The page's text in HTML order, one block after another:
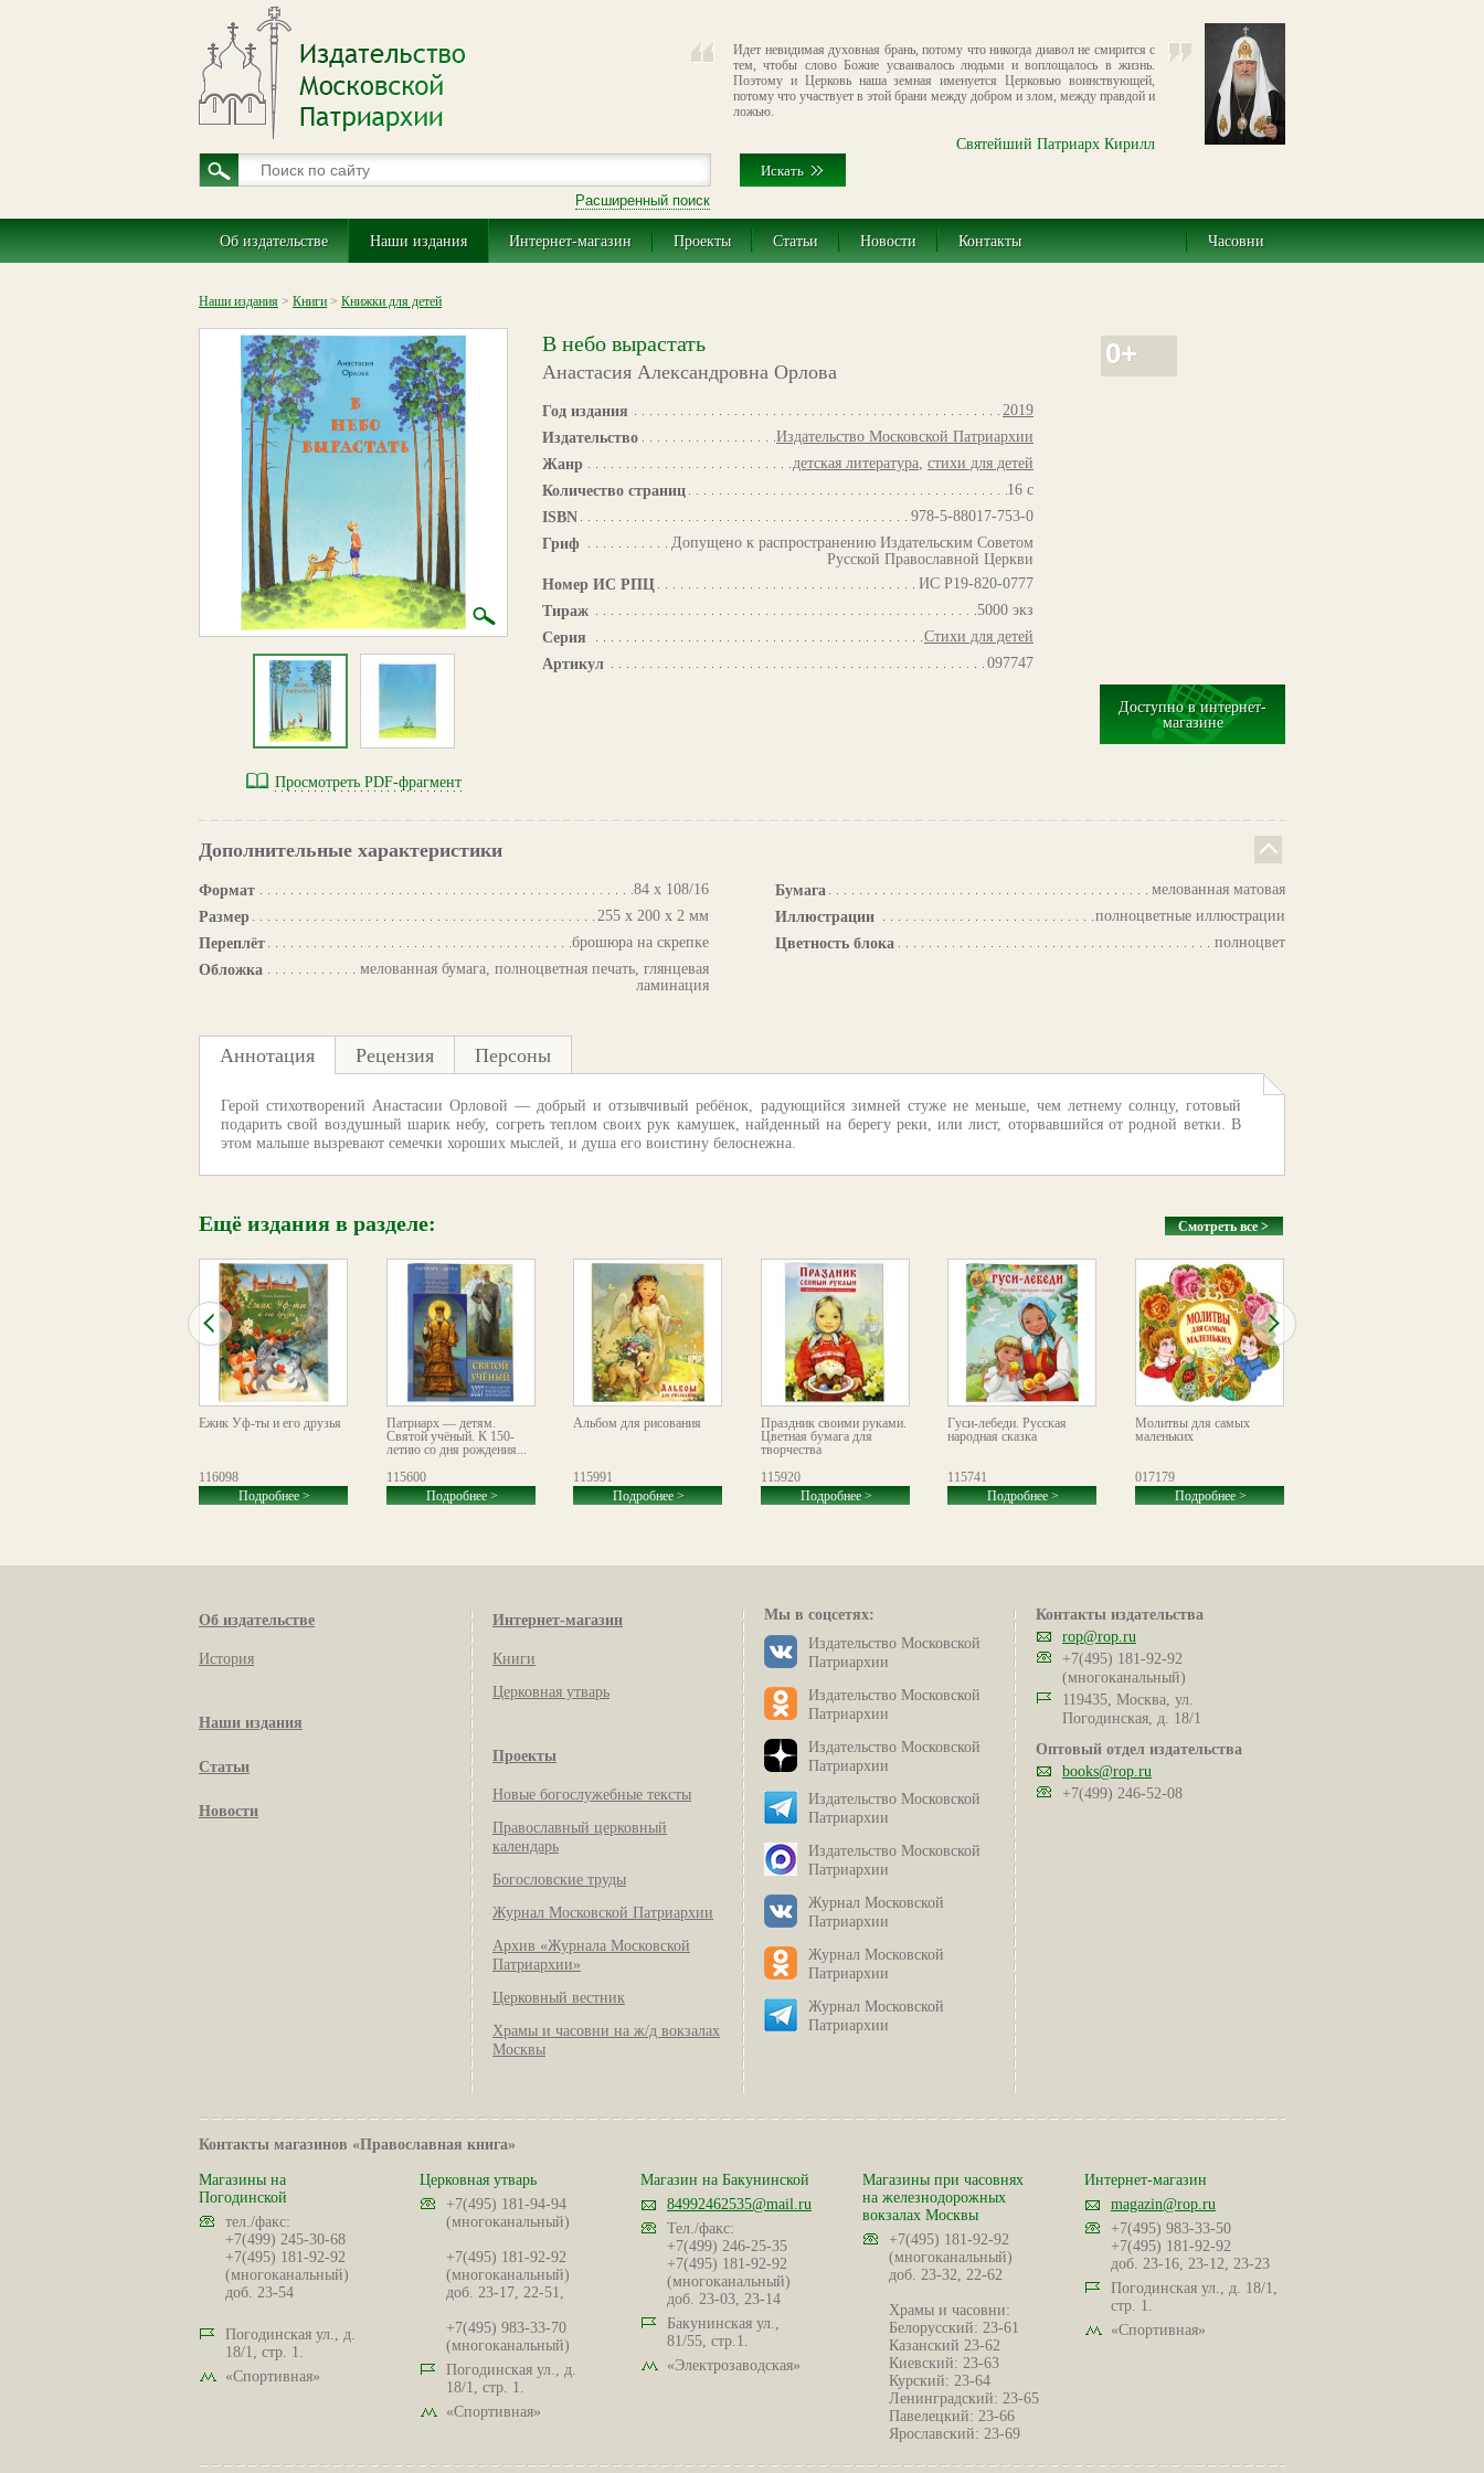
Идет невидимая духовная брань, потому что никогда диавол не смирится с
тем, чтобы слово Божие усваивалось людьми и воплощалось в жизнь.
Поэтому и Церковь наша земная именуется Церковью воинствующей,
потому что участвует в этой брани между добром и злом, между правдой и
ложью.
Святейший Патриарх Кирилл
Расширенный поиск
Об издательстве Наши издания Интернет-магазин Проекты Статьи Новости Контакты Часовни
Наши издания > Книги > Книжки для детей
Просмотреть PDF-фрагмент
0+
В небо вырастать
Анастасия Александровна Орлова
Год издания
2019
Издательство
Издательство Московской Патриархии
Жанр
детская литература стихи для детей
Количество страниц
16 с
ISBN
978-5-88017-753-0
Гриф
Допущено к распространению Издательским Советом
Русской Православной Церкви
Номер ИС РПЦ
ИС Р19-820-0777
Тираж
5000 экз
Серия
Стихи для детей
Артикул
097747
Доступно в интернет-
магазине
Дополнительные характеристики
Формат
84 х 108/16
Размер
255 х 200 х 2 мм
Переплёт
брошюра на скрепке
Обложка
мелованная бумага, полноцветная печать, глянцевая
ламинация
Бумага
мелованная матовая
Иллюстрации
полноцветные иллюстрации
Цветность блока
полноцвет
Аннотация Рецензия Персоны
Герой стихотворений Анастасии Орловой — добрый и отзывчивый ребёнок, радующийся зимней стуже не меньше, чем летнему солнцу, готовый
подарить свой воздушный шарик небу, согреть теплом своих рук камушек, найденный на берегу реки, или лист, оторвавшийся от родной ветки. В
этом малыше вызревают семечки хороших мыслей, и душа его воистину белоснежна.
Смотреть все >
Ещё издания в разделе:
Ёжик Уф-ты и его друзья
116098
Подробнее >
Патриарх — детям.
Святой учёный. К 150-
летию со дня рождения...
115600
Подробнее >
Альбом для рисования
115991
Подробнее >
Праздник своими руками.
Цветная бумага для
творчества
115920
Подробнее >
Гуси-лебеди. Русская
народная сказка
115741
Подробнее >
Молитвы для самых
маленьких
017179
Подробнее >
Об издательстве
История
Наши издания
Статьи
Новости
Интернет-магазин
Книги
Церковная утварь
Проекты
Новые богослужебные тексты
Православный церковный
календарь
Богословские труды
Журнал Московской Патриархии
Архив «Журнала Московской
Патриархии»
Церковный вестник
Храмы и часовни на ж/д вокзалах
Москвы
Мы в соцсетях:
Издательство Московской
Патриархии
Издательство Московской
Патриархии
Издательство Московской
Патриархии
Издательство Московской
Патриархии
Издательство Московской
Патриархии
Журнал Московской
Патриархии
Журнал Московской
Патриархии
Журнал Московской
Патриархии
Контакты издательства
rop@rop.ru
+7(495) 181-92-92
(многоканальный)
119435, Москва, ул.
Погодинская, д. 18/1
Оптовый отдел издательства
books@rop.ru
+7(499) 246-52-08
Контакты магазинов «Православная книга»
Магазины на
Погодинской
тел./факс:
+7(499) 245-30-68
+7(495) 181-92-92
(многоканальный)
доб. 23-54
Погодинская ул., д.
18/1, стр. 1.
«Спортивная»
Церковная утварь
+7(495) 181-94-94
(многоканальный)
+7(495) 181-92-92
(многоканальный)
доб. 23-17, 22-51,
+7(495) 983-33-70
(многоканальный)
Погодинская ул., д.
18/1, стр. 1.
«Спортивная»
Магазин на Бакунинской
84992462535@mail.ru
Тел./факс:
+7(499) 246-25-35
+7(495) 181-92-92
(многоканальный)
доб. 23-03, 23-14
Бакунинская ул.,
81/55, стр.1.
«Электрозаводская»
Магазины при часовнях
на железнодорожных
вокзалах Москвы
+7(495) 181-92-92
(многоканальный)
доб. 23-32, 22-62
Храмы и часовни:
Белорусский: 23-61
Казанский 23-62
Киевский: 23-63
Курский: 23-64
Ленинградский: 23-65
Павелецкий: 23-66
Ярославский: 23-69
Интернет-магазин
magazin@rop.ru
+7(495) 983-33-50
+7(495) 181-92-92
доб. 23-16, 23-12, 23-23
Погодинская ул., д. 18/1,
стр. 1.
«Спортивная»